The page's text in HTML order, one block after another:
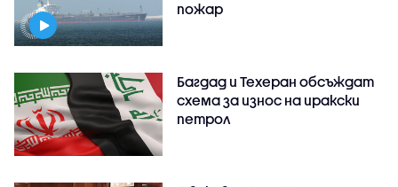
пожар
Багдад и Техеран обсъждат
схема за износ на иракски
петрол